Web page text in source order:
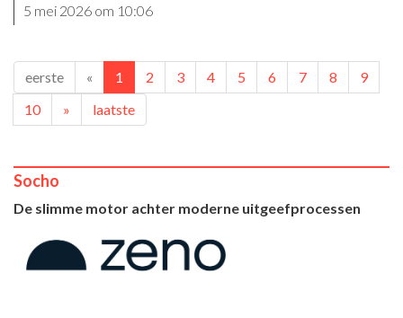
5 mei 2026 om 10:06
eerste « 1 2 3 4 5 6 7 8
9
10
» laatste
Socho
De slimme motor achter moderne uitgeefprocessen